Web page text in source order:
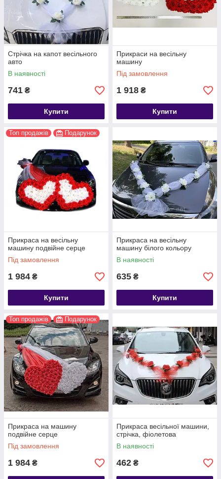
Стрічка на капот весільного
авто
В наявності
741 ₴
Купити
Прикраси на весільну
машину
Під замовлення
1 918 ₴
Купити
Топ продажів Подарунок
Прикраса на весільну
машину подвійне серце
Під замовлення
1 984 ₴
Купити
Прикраса на весільну
машину білого кольору
В наявності
635 ₴
Купити
Топ продажів Подарунок
Прикраса на машину
подвійне серце
Під замовлення
1 984 ₴
Прикраса весільної машини,
стрічка, фіолетова
В наявності
462 ₴